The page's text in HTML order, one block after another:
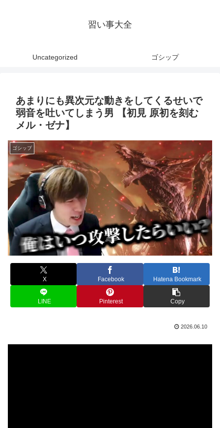
習い事大全
Uncategorized ゴシップ
あまりにも異次元な動きをしてくるせいで
弱音を吐いてしまう男 【初見 原初を刻む
メル・ゼナ】
ゴシップ
X Facebook Hatena Bookmark
LINE Pinterest Copy
2026.06.10